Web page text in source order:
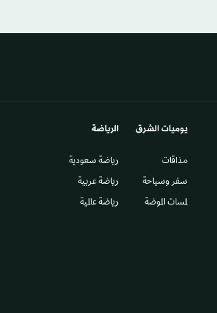
يوميات الشرق​
مذاقات
سفر وسياحة
لمسات الموضة
الرياضة
رياضة سعودية
رياضة عربية
رياضة عالمية